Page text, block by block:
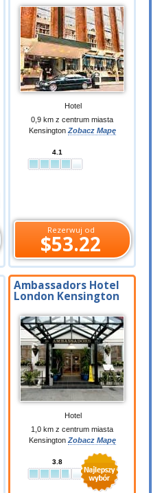
Hotel
0,9 km z centrum miasta
Kensington Zobacz Mapę
4.1
Rezerwuj od
$53.22
Ambassadors Hotel
London Kensington
Hotel
1,0 km z centrum miasta
Kensington Zobacz Mapę
3.8